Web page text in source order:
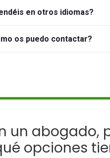
en otros idiomas?
os puedo contactar?
un abogado,
opciones